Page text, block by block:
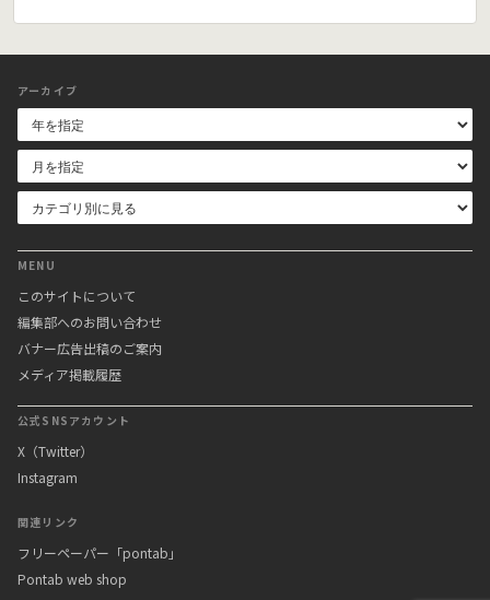
アーカイブ
MENU
このサイトについて
編集部へのお問い合わせ
バナー広告出稿のご案内
メディア掲載履歴
公式SNSアカウント
X（Twitter）
Instagram
関連リンク
フリーペーパー「pontab」
Pontab web shop